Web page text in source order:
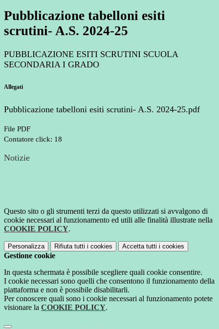
Pubblicazione tabelloni esiti
scrutini- A.S. 2024-25
PUBBLICAZIONE ESITI SCRUTINI SCUOLA
SECONDARIA I GRADO
Allegati
Pubblicazione tabelloni esiti scrutini- A.S. 2024-25.pdf
File PDF
Contatore click: 18
Notizie
Questo sito o gli strumenti terzi da questo utilizzati si avvalgono di
cookie necessari al funzionamento ed utili alle finalità illustrate nella
COOKIE POLICY.
Personalizza Rifiuta tutti i cookies Accetta tutti i cookies
Gestione cookie
In questa schermata è possibile scegliere quali cookie consentire.
I cookie necessari sono quelli che consentono il funzionamento della
piattaforma e non è possibile disabilitarli.
Per conoscere quali sono i cookie necessari al funzionamento potete
visionare la COOKIE POLICY.